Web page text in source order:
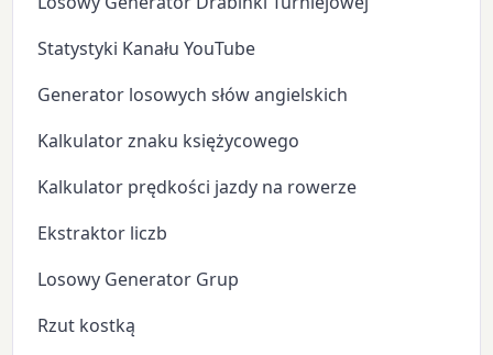
Statystyki Kanału YouTube
Generator losowych słów angielskich
Kalkulator znaku księżycowego
Kalkulator prędkości jazdy na rowerze
Ekstraktor liczb
Losowy Generator Grup
Rzut kostką